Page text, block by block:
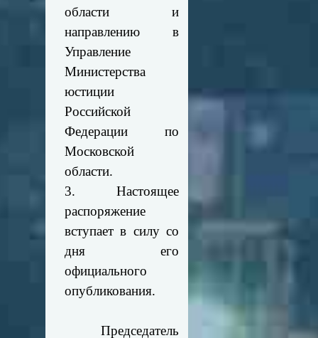
области и
направлению в
Управление
Министерства
юстиции
Российской
Федерации по
Московской
области.
3. Настоящее
распоряжение
вступает в силу со
дня его
официального
опубликования.
Председатель